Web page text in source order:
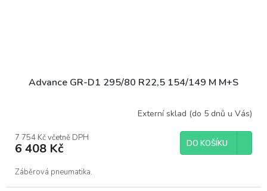
Advance GR-D1 295/80 R22,5 154/149 M M+S
Externí sklad (do 5 dnů u Vás)
7 754 Kč včetně DPH
6 408 Kč DO KOŠÍKU
Záběrová pneumatika.